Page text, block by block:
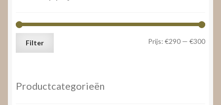
Min.
Max.
Filter Prijs: €290 — €300
Productcategorieën